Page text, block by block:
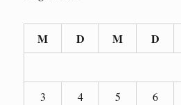
M D M D
3
4 5 6